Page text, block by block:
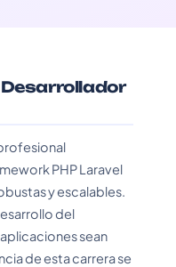
Desarrollador
PHP Laravel
y escalables.
del
sean
de esta carrera se